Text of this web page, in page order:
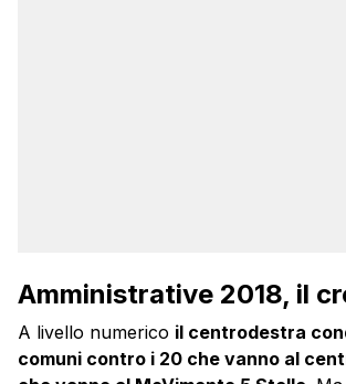
Amministrative 2018, il
A livello numerico il centrodestra
comuni contro i 20 che vanno al